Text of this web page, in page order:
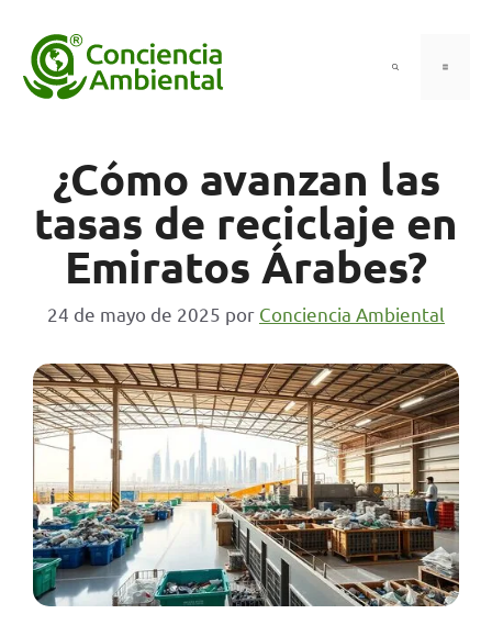
contenido
Menú
¿Cómo avanzan las
tasas de reciclaje en
Emiratos Árabes?
24 de mayo de 2025 por Conciencia Ambiental